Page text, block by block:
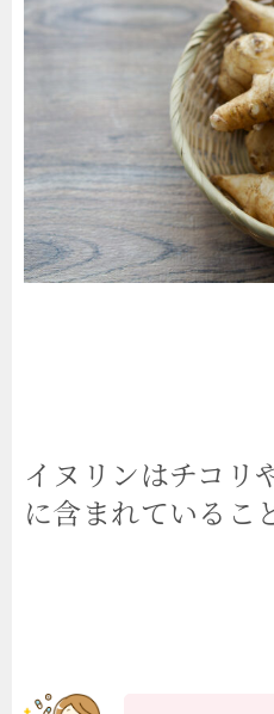
イヌリンはチコリ
に含まれているこ